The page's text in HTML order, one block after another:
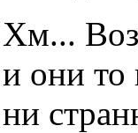
Хм...
и они то
ни